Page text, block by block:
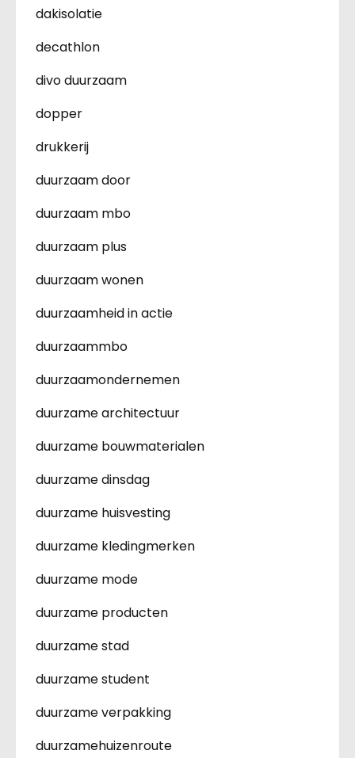
dakisolatie
decathlon
divo duurzaam
dopper
drukkerij
duurzaam door
duurzaam mbo
duurzaam plus
duurzaam wonen
duurzaamheid in actie
duurzaammbo
duurzaamondernemen
duurzame architectuur
duurzame bouwmaterialen
duurzame dinsdag
duurzame huisvesting
duurzame kledingmerken
duurzame mode
duurzame producten
duurzame stad
duurzame student
duurzame verpakking
duurzamehuizenroute